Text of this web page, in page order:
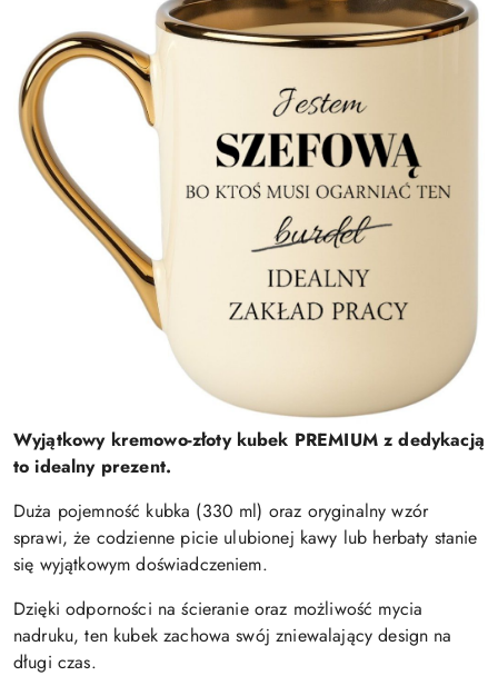
Wyjątkowy kremowo-złoty kubek PREMIUM z dedykacją
to idealny prezent.
Duża pojemność kubka (330 ml) oraz oryginalny wzór
sprawi, że codzienne picie ulubionej kawy lub herbaty stanie
się wyjątkowym doświadczeniem.
Dzięki odporności na ścieranie oraz możliwość mycia
nadruku, ten kubek zachowa swój zniewalający design na
długi czas.